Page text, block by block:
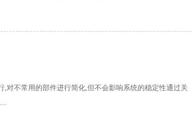
,对不常用的部件进行简化,但不会影响系统的稳定性通过关